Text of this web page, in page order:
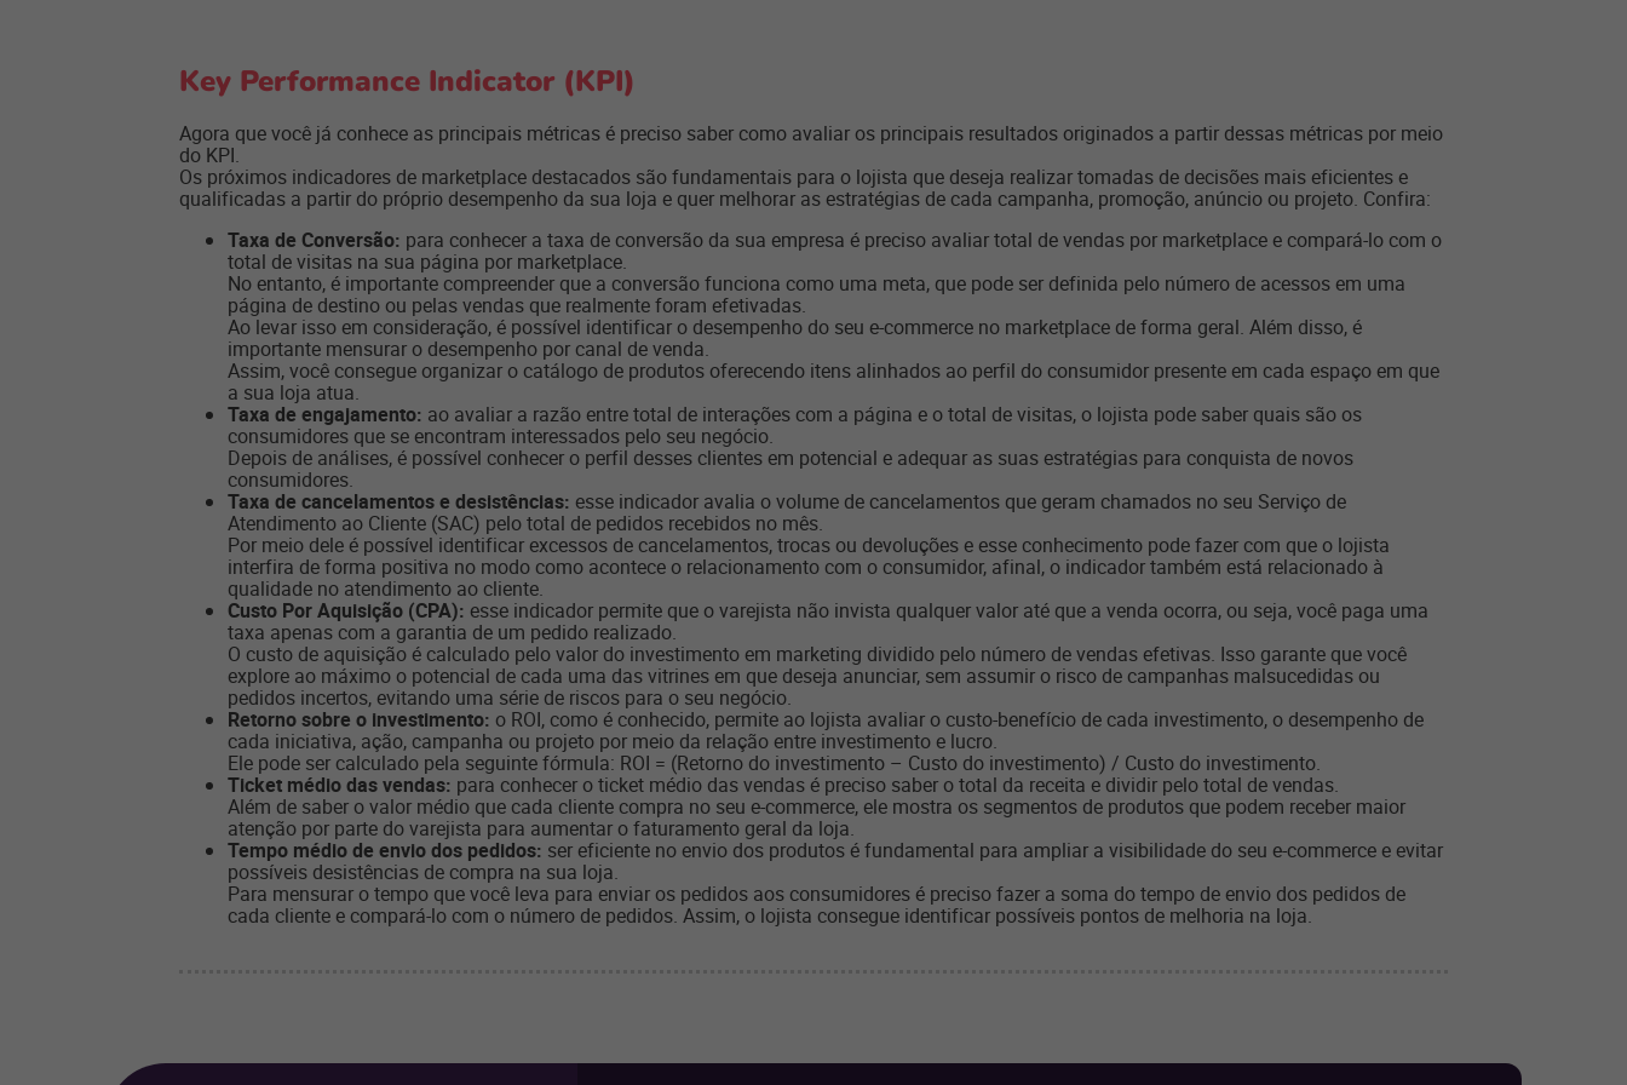
Key Performance Indicator (KPI)
Agora que você já conhece as principais métricas é preciso saber como avaliar os principais resultados originados a partir dessas métricas por meio
do KPI.
Os próximos indicadores de marketplace destacados são fundamentais para o lojista que deseja realizar tomadas de decisões mais eficientes e
qualificadas a partir do próprio desempenho da sua loja e quer melhorar as estratégias de cada campanha, promoção, anúncio ou projeto. Confira:
Taxa de Conversão: para conhecer a taxa de conversão da sua empresa é preciso avaliar total de vendas por marketplace e compará-lo com o
total de visitas na sua página por marketplace.
No entanto, é importante compreender que a conversão funciona como uma meta, que pode ser definida pelo número de acessos em uma
página de destino ou pelas vendas que realmente foram efetivadas.
Ao levar isso em consideração, é possível identificar o desempenho do seu e-commerce no marketplace de forma geral. Além disso, é
importante mensurar o desempenho por canal de venda.
Assim, você consegue organizar o catálogo de produtos oferecendo itens alinhados ao perfil do consumidor presente em cada espaço em que
a sua loja atua.
Taxa de engajamento: ao avaliar a razão entre total de interações com a página e o total de visitas, o lojista pode saber quais são os
consumidores que se encontram interessados pelo seu negócio.
Depois de análises, é possível conhecer o perfil desses clientes em potencial e adequar as suas estratégias para conquista de novos
consumidores.
Taxa de cancelamentos e desistências: esse indicador avalia o volume de cancelamentos que geram chamados no seu Serviço de
Atendimento ao Cliente (SAC) pelo total de pedidos recebidos no mês.
Por meio dele é possível identificar excessos de cancelamentos, trocas ou devoluções e esse conhecimento pode fazer com que o lojista
interfira de forma positiva no modo como acontece o relacionamento com o consumidor, afinal, o indicador também está relacionado à
qualidade no atendimento ao cliente.
Custo Por Aquisição (CPA): esse indicador permite que o varejista não invista qualquer valor até que a venda ocorra, ou seja, você paga uma
taxa apenas com a garantia de um pedido realizado.
O custo de aquisição é calculado pelo valor do investimento em marketing dividido pelo número de vendas efetivas. Isso garante que você
explore ao máximo o potencial de cada uma das vitrines em que deseja anunciar, sem assumir o risco de campanhas malsucedidas ou
pedidos incertos, evitando uma série de riscos para o seu negócio.
Retorno sobre o investimento: o ROI, como é conhecido, permite ao lojista avaliar o custo-benefício de cada investimento, o desempenho de
cada iniciativa, ação, campanha ou projeto por meio da relação entre investimento e lucro.
Ele pode ser calculado pela seguinte fórmula: ROI = (Retorno do investimento – Custo do investimento) / Custo do investimento.
Ticket médio das vendas: para conhecer o ticket médio das vendas é preciso saber o total da receita e dividir pelo total de vendas.
Além de saber o valor médio que cada cliente compra no seu e-commerce, ele mostra os segmentos de produtos que podem receber maior
atenção por parte do varejista para aumentar o faturamento geral da loja.
Tempo médio de envio dos pedidos: ser eficiente no envio dos produtos é fundamental para ampliar a visibilidade do seu e-commerce e evitar
possíveis desistências de compra na sua loja.
Para mensurar o tempo que você leva para enviar os pedidos aos consumidores é preciso fazer a soma do tempo de envio dos pedidos de
cada cliente e compará-lo com o número de pedidos. Assim, o lojista consegue identificar possíveis pontos de melhoria na loja.